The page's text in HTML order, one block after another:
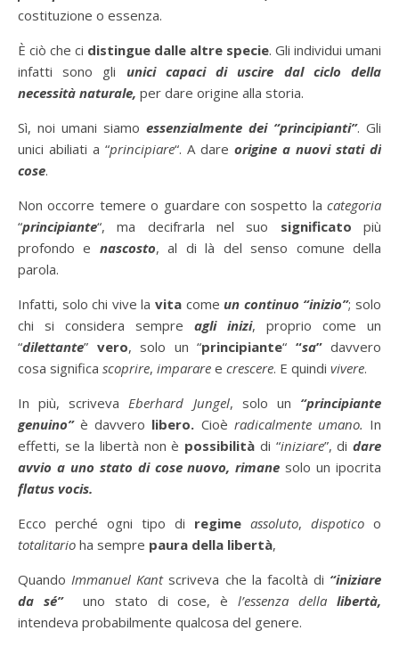
costituzione o essenza.
È ciò che ci distingue dalle altre specie. Gli individui umani
infatti sono gli unici capaci di uscire dal ciclo della
necessità naturale, per dare origine alla storia.
Sì, noi umani siamo essenzialmente dei “principianti”. Gli
unici abiliati a “principiare“. A dare origine a nuovi stati di
cose.
Non occorre temere o guardare con sospetto la categoria
“principiante“, ma decifrarla nel suo significato più
profondo e nascosto, al di là del senso comune della
parola.
Infatti, solo chi vive la vita comeun continuo “inizio”; solo
chi si considera sempre agli inizi, proprio come un
“dilettante” vero, solo un “principiante“ “sa”davvero
cosa significa scoprire, imparare e crescere. E quindi vivere.
In più, scrivevaEberhard Jungel, solo un “principiante
genuino”è davvero libero. Cioè radicalmente umano. In
effetti, se la libertà non è possibilità di “iniziare”, didare
avvio a uno stato di cose nuovo, rimane solo un ipocrita
flatus vocis.
Ecco perché ogni tipo di regime assoluto, dispotico o
totalitario ha sempre paura della libertà,
QuandoImmanuel Kantscriveva che la facoltà di “iniziare
da sé”uno stato di cose, è l’essenza dellalibertà,
intendeva probabilmente qualcosa del genere.